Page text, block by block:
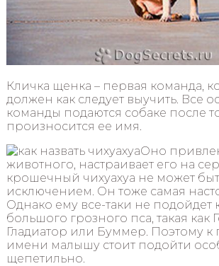
Кличка щенка – первая команда,
должен как следует выучить. Все
команды подаются собаке после
произносится ее имя.
Оно
животного, настраивает его на
крошечный чихуахуа не может
исключением. Он тоже самая
Однако ему все-таки не подойдет
большого грозного пса, такая как
Гладиатор или Буммер. Поэтому к
имени малышу стоит подойти
щепетильно.